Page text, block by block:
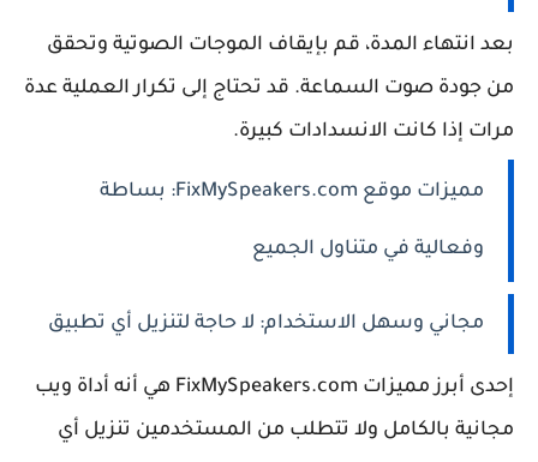
بعد انتهاء المدة، قم بإيقاف الموجات الصوتية وتحقق
من جودة صوت السماعة. قد تحتاج إلى تكرار العملية عدة
مرات إذا كانت الانسدادات كبيرة.
مميزات موقع FixMySpeakers.com: بساطة
وفعالية في متناول الجميع
مجاني وسهل الاستخدام: لا حاجة لتنزيل أي تطبيق
إحدى أبرز مميزات FixMySpeakers.com هي أنه أداة ويب
مجانية بالكامل ولا تتطلب من المستخدمين تنزيل أي